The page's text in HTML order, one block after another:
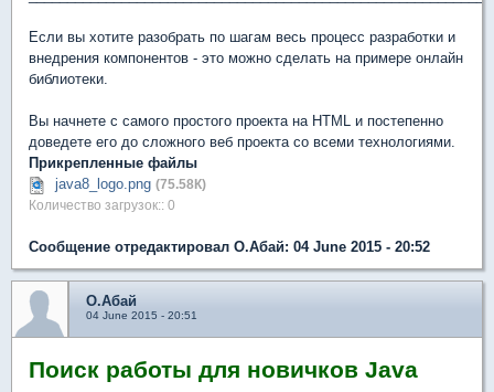
Если вы хотите разобрать по шагам весь процесс разработки и
внедрения компонентов - это можно сделать на примере онлайн
библиотеки.
Вы начнете с самого простого проекта на HTML и постепенно
доведете его до сложного веб проекта со всеми технологиями.
Прикрепленные файлы
java8_logo.png (75.58К)
Количество загрузок:: 0
Сообщение отредактировал О.Абай: 04 June 2015 - 20:52
О.Абай
04 June 2015 - 20:51
Поиск работы для новичков Java